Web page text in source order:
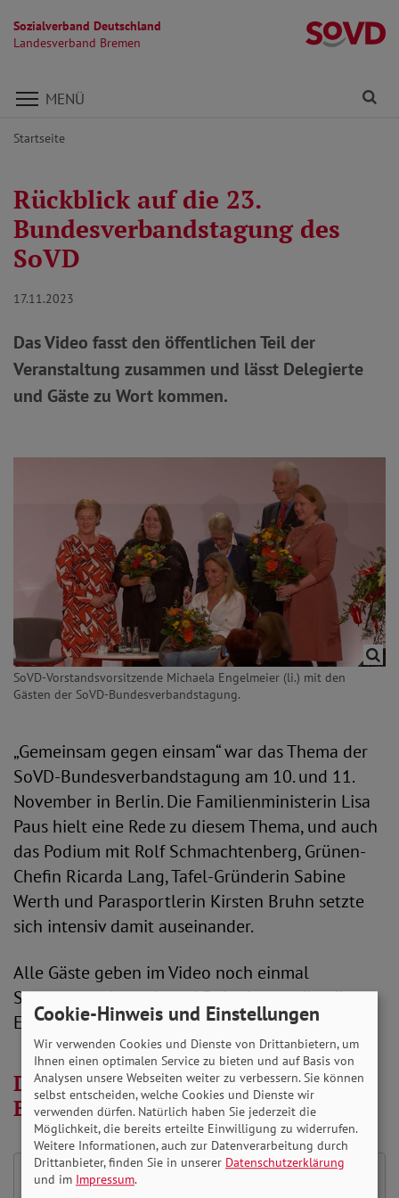
Sozialverband Deutschland
Landesverband Bremen
Direkt zu den Inhalten springen
MENÜ
Startseite
Rückblick auf die 23.
Bundesverbandstagung des
SoVD
17.11.2023
Das Video fasst den öffentlichen Teil der
Veranstaltung zusammen und lässt Delegierte
und Gäste zu Wort kommen.
SoVD-Vorstandsvorsitzende Michaela Engelmeier (li.) mit den
Gästen der SoVD-Bundesverbandstagung.
„Gemeinsam gegen einsam“ war das Thema der
SoVD-Bundesverbandstagung am 10. und 11.
November in Berlin. Die Familienministerin Lisa
Paus hielt eine Rede zu diesem Thema, und auch
das Podium mit Rolf Schmachtenberg, Grünen-
Chefin Ricarda Lang, Tafel-Gründerin Sabine
Werth und Parasportlerin Kirsten Bruhn setzte
sich intensiv damit auseinander.
Alle Gäste geben im Video noch einmal
Statements dazu ab und Delegierte teilen ihre
Eindrücke von der Bundesverbandstagung mit.
Das Video zur
Bundesverbandstagung
Cookie-Hinweis und Einstellungen
Wir verwenden Cookies und Dienste von Drittanbietern, um
Ihnen einen optimalen Service zu bieten und auf Basis von
Analysen unsere Webseiten weiter zu verbessern. Sie können
selbst entscheiden, welche Cookies und Dienste wir
verwenden dürfen. Natürlich haben Sie jederzeit die
Möglichkeit, die bereits erteilte Einwilligung zu widerrufen.
Weitere Informationen, auch zur Datenverarbeitung durch
Drittanbieter, finden Sie in unserer Datenschutzerklärung
und im Impressum.